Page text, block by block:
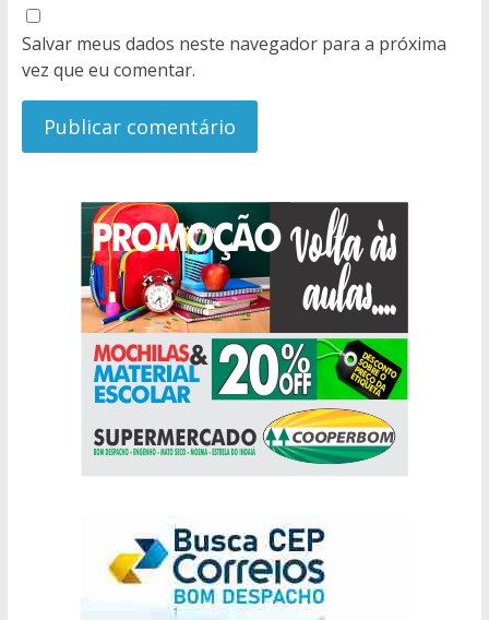
Salvar meus dados neste navegador para a próxima
vez que eu comentar.